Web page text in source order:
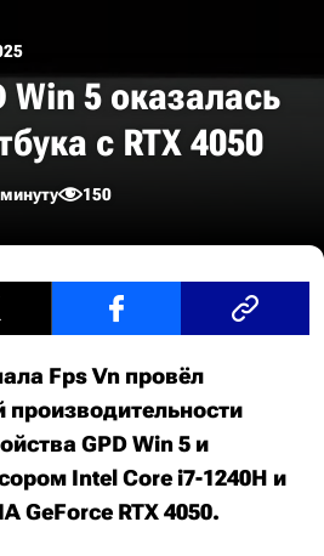
Win 5 оказалась
с RTX 4050
150
Fps Vn провёл
производительности
GPD Win 5 и
Intel Core i7-1240H и
GeForce RTX 4050.